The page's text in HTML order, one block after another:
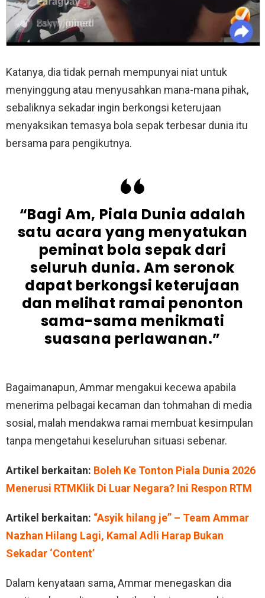
Katanya, dia tidak pernah mempunyai niat untuk
menyinggung atau menyusahkan mana-mana pihak,
sebaliknya sekadar ingin berkongsi keterujaan
menyaksikan temasya bola sepak terbesar dunia itu
bersama para pengikutnya.
“Bagi Am, Piala Dunia adalah
satu acara yang menyatukan
peminat bola sepak dari
seluruh dunia. Am seronok
dapat berkongsi keterujaan
dan melihat ramai penonton
sama-sama menikmati
suasana perlawanan.”
Bagaimanapun, Ammar mengakui kecewa apabila
menerima pelbagai kecaman dan tohmahan di media
sosial, malah mendakwa ramai membuat kesimpulan
tanpa mengetahui keseluruhan situasi sebenar.
Artikel berkaitan: Boleh Ke Tonton Piala Dunia 2026
Menerusi RTMKlik Di Luar Negara? Ini Respon RTM
Artikel berkaitan: “Asyik hilang je” – Team Ammar
Nazhan Hilang Lagi, Kamal Adli Harap Bukan
Sekadar ‘Content’
Dalam kenyataan sama, Ammar menegaskan dia